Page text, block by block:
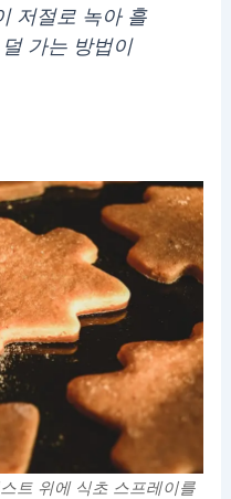
저절로 녹아 흘
가는 방법이
트 위에 식초 스프레이를